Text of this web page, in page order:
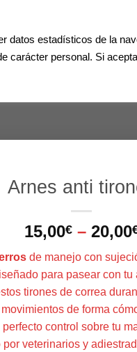
MASCOTIENDA
Arnes anti
15,00€– 20,00
de manejo con
para pasear con tu
tirones de correa
de forma
control sobre tu
por veterinarios y
datos estadísticos de la
personal. Si